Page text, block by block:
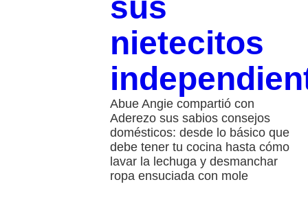
nietecitos
Abue Angie compartió con
Aderezo sus sabios consejos
domésticos: desde lo básico que
debe tener tu cocina hasta cómo
lavar la lechuga y desmanchar
ropa ensuciada con mole